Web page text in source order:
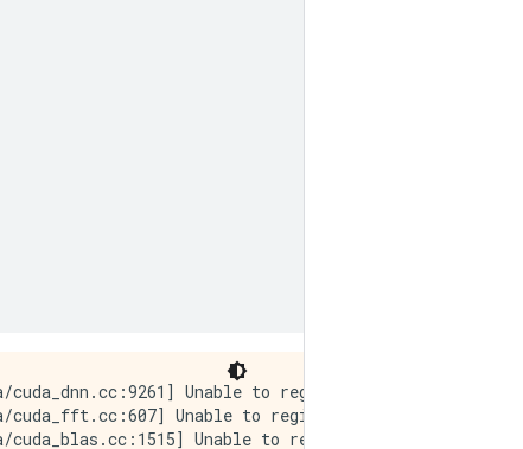
Unable to register cuDNN
cuda_fft.cc:607] Unable to register cuFFT factory:
cuda_blas.cc:1515] Unable to register cuBLAS